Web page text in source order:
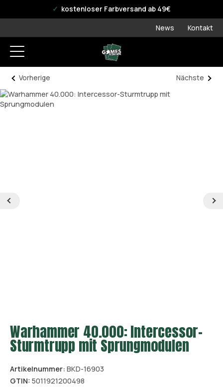
offizieller WPN Storekostenloser Farbversand ab 49€
News Kontakt
Vorherige Nächste
Warhammer 40.000: Intercessor-
Sturmtrupp mit Sprungmodulen
Artikelnummer: BKD-16903
GTIN: 5011921200498